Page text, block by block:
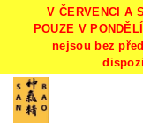
V ČERVENCI A
POUZE V
nejsou bez